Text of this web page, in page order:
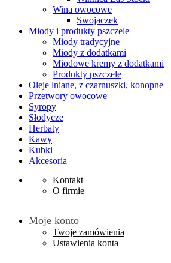
Wina owocowe
Swojaczek
Miody i produkty pszczele
Miody tradycyjne
Miody z dodatkami
Miodowe kremy z dodatkami
Produkty pszczele
Oleje lniane, z czarnuszki, konopne
Przetwory owocowe
Syropy
Słodycze
Herbaty
Kawy
Kubki
Akcesoria
Kontakt
O firmie
Moje konto
Twoje zamówienia
Ustawienia konta